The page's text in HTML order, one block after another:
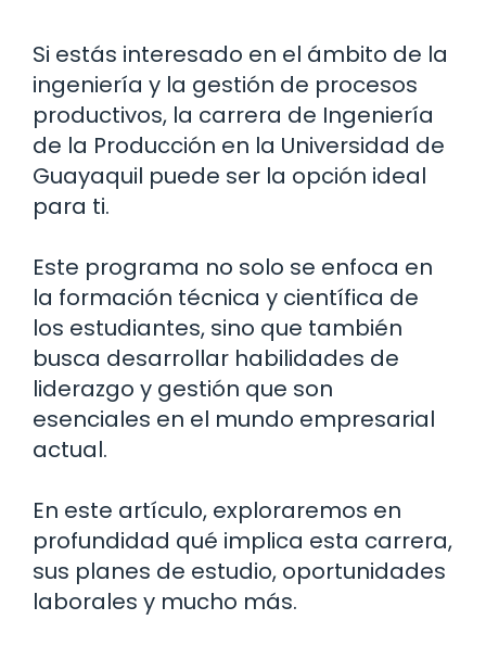
Si estás interesado en el ámbito de la
ingeniería y la gestión de procesos
productivos, la carrera de Ingeniería
de la Producción en la Universidad de
Guayaquil puede ser la opción ideal
para ti.
Este programa no solo se enfoca en
la formación técnica y científica de
los estudiantes, sino que también
busca desarrollar habilidades de
liderazgo y gestión que son
esenciales en el mundo empresarial
actual.
En este artículo, exploraremos en
profundidad qué implica esta carrera,
sus planes de estudio, oportunidades
laborales y mucho más.